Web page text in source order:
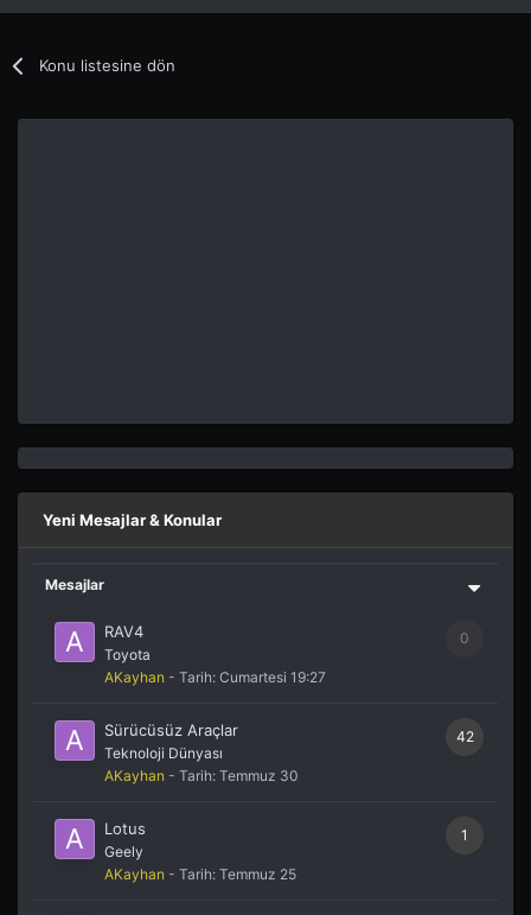
Konu listesine dön
Yeni Mesajlar & Konular
Mesajlar
0
RAV4
Toyota
AKayhan - Tarih: Cumartesi 19:27
42
Sürücüsüz Araçlar
Teknoloji Dünyası
AKayhan - Tarih: Temmuz 30
1
Lotus
Geely
AKayhan - Tarih: Temmuz 25